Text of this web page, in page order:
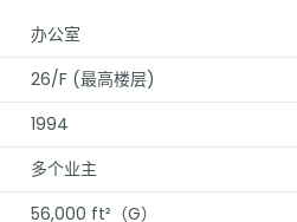
办公室
26/F (最高楼层)
1994
多个业主
56,000 ft²（G）